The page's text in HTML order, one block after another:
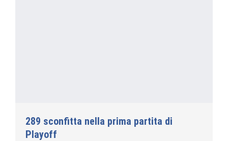
289 sconfitta nella prima partita di
Playoff